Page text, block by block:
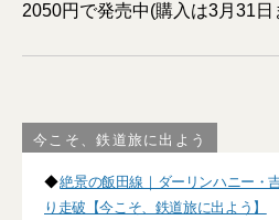
2050円で発売中(購入は3月31日
今こそ、鉄道旅に出よう
◆絶景の飯田線｜ダーリンハニー・
り走破【今こそ、鉄道旅に出よう】